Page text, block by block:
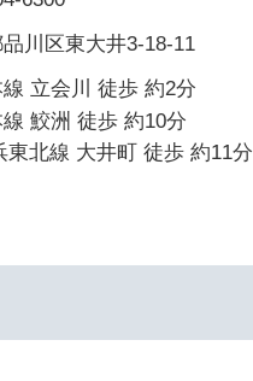
川区東大井3-18-11
立会川 徒歩 約2分
鮫洲 徒歩 約10分
東北線 大井町 徒歩 約11分